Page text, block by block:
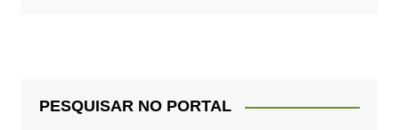
PESQUISAR NO PORTAL